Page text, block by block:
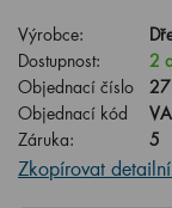
Výrobce:
Dostupnost:
2
Objednací číslo
Objednací kód
Záruka:
5
Zkopírovat